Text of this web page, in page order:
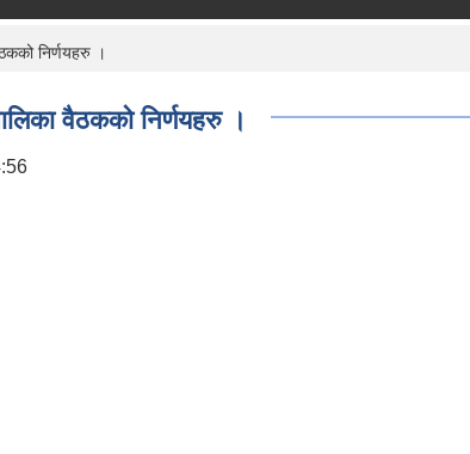
निर्णयहरु ।
वैठकको निर्णयहरु ।